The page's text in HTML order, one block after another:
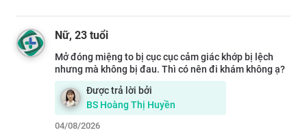
Nữ, 23 tuổi
Mở đóng miệng to bị cục cục cảm giác khớp bị lệch
nhưng mà không bị đau. Thì có nên đi khám không ạ?
Được trả lời bởi
BS Hoàng Thị Huyền
04/08/2026